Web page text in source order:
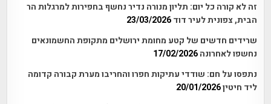
זה לא קורה כל יום: תליון מנורה נדיר נחשף בחפירות למרגלות הר
הבית, צפונית לעיר דוד 23/03/2026
שרידים חדשים של קטע מחומת ירושלים מתקופת החשמונאים
נחשפו לאחרונה 17/02/2026
נתפסו על חם: שודדי עתיקות חפרו והחריבו מערת קבורה קדומה
ליד חיטין20/01/2026